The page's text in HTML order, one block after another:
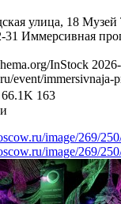
улица, 18 Музей
31 Иммерсивная
InStock
event/immersivnaja-
66.1K 163
image/269/
image/269/